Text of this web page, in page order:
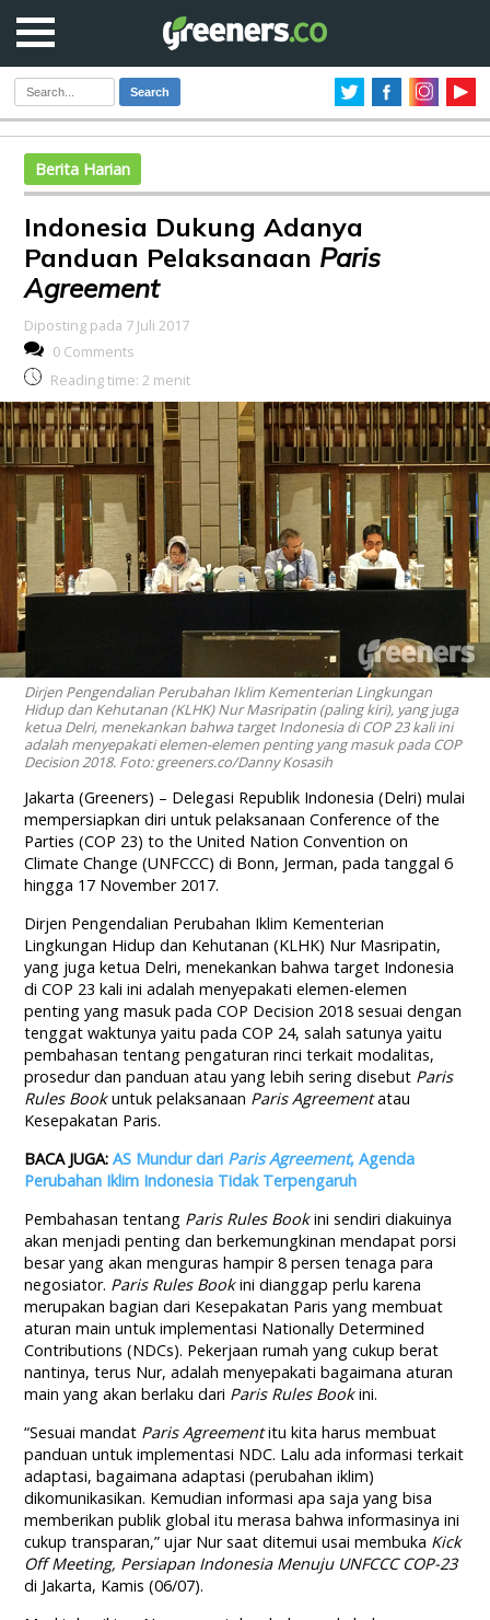
Search
Berita Harian
Indonesia Dukung Adanya
Panduan Pelaksanaan Paris
Agreement
Diposting pada 7 Juli 2017
0 Comments
Reading time: 2 menit
Dirjen Pengendalian Perubahan Iklim Kementerian Lingkungan
Hidup dan Kehutanan (KLHK) Nur Masripatin (paling kiri), yang juga
ketua Delri, menekankan bahwa target Indonesia di COP 23 kali ini
adalah menyepakati elemen-elemen penting yang masuk pada COP
Decision 2018. Foto: greeners.co/Danny Kosasih
Jakarta (Greeners) – Delegasi Republik Indonesia (Delri) mulai
mempersiapkan diri untuk pelaksanaan Conference of the
Parties (COP 23) to the United Nation Convention on
Climate Change (UNFCCC) di Bonn, Jerman, pada tanggal 6
hingga 17 November 2017.
Dirjen Pengendalian Perubahan Iklim Kementerian
Lingkungan Hidup dan Kehutanan (KLHK) Nur Masripatin,
yang juga ketua Delri, menekankan bahwa target Indonesia
di COP 23 kali ini adalah menyepakati elemen-elemen
penting yang masuk pada COP Decision 2018 sesuai dengan
tenggat waktunya yaitu pada COP 24, salah satunya yaitu
pembahasan tentang pengaturan rinci terkait modalitas,
prosedur dan panduan atau yang lebih sering disebut Paris
Rules Bookuntuk pelaksanaan Paris Agreementatau
Kesepakatan Paris.
BACA JUGA:AS Mundur dari Paris Agreement, Agenda
Perubahan Iklim Indonesia Tidak Terpengaruh
Pembahasan tentang Paris Rules Bookini sendiri diakuinya
akan menjadi penting dan berkemungkinan mendapat porsi
besar yang akan menguras hampir 8 persen tenaga para
negosiator. Paris Rules Bookini dianggap perlu karena
merupakan bagian dari Kesepakatan Paris yang membuat
aturan main untuk implementasi Nationally Determined
Contributions (NDCs). Pekerjaan rumah yang cukup berat
nantinya, terus Nur, adalah menyepakati bagaimana aturan
main yang akan berlaku dari Paris Rules Bookini.
“Sesuai mandat Paris Agreementitu kita harus membuat
panduan untuk implementasi NDC. Lalu ada informasi terkait
adaptasi, bagaimana adaptasi (perubahan iklim)
dikomunikasikan. Kemudian informasi apa saja yang bisa
memberikan publik global itu merasa bahwa informasinya ini
cukup transparan,” ujar Nur saat ditemui usai membuka Kick
Off Meeting, Persiapan Indonesia Menuju UNFCCC COP-23
di Jakarta, Kamis (06/07).